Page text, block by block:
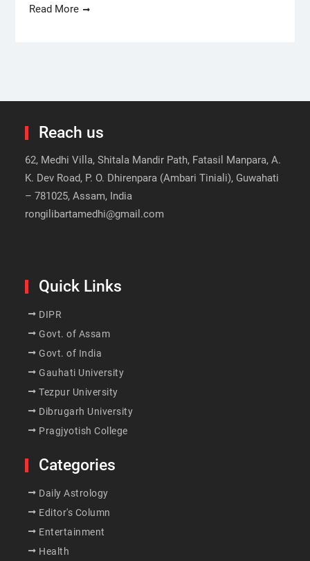
Read More
Reach us
62, Medhi Villa, Shitala Mandir Path, Fatasil Manpara, A.
K. Dev Road, P. O. Dhirenpara (Ambari Tiniali), Guwahati
– 781025, Assam, India
rongilibartamedhi@gmail.com
Quick Links
DIPR
Govt. of Assam
Govt. of India
Gauhati University
Tezpur University
Dibrugarh University
Pragjyotish College
Categories
Daily Astrology
Editor's Column
Entertainment
Health